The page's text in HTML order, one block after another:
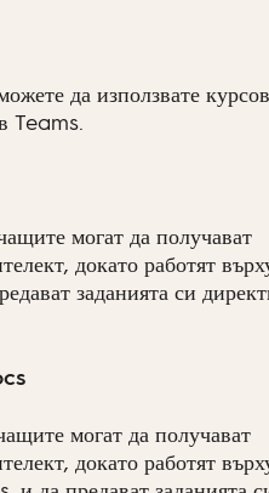
да използвате
Teams.
могат да получават
докато работят
заданията си
могат да получават
докато работят